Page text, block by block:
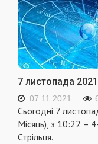
7 листопада
07.11.2021
Сьогодні 7
Місяць), з 10:22 –
Стрільця.